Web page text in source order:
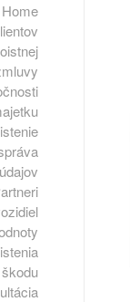
Home